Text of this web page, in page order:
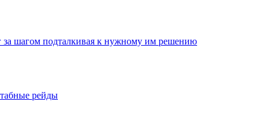
шагом подталкивая к нужному им решению
рейды